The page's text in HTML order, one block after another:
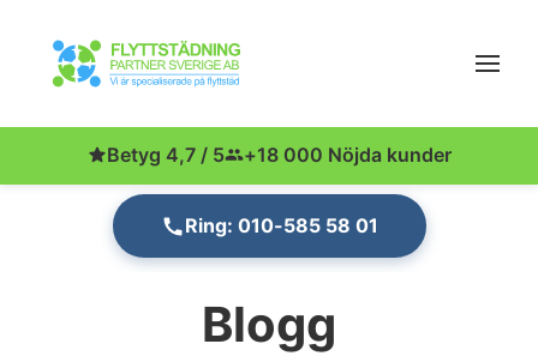
Betyg 4,7 / 5 +18 000 Nöjda kunder
Ring: 010-585 58 01
Blogg